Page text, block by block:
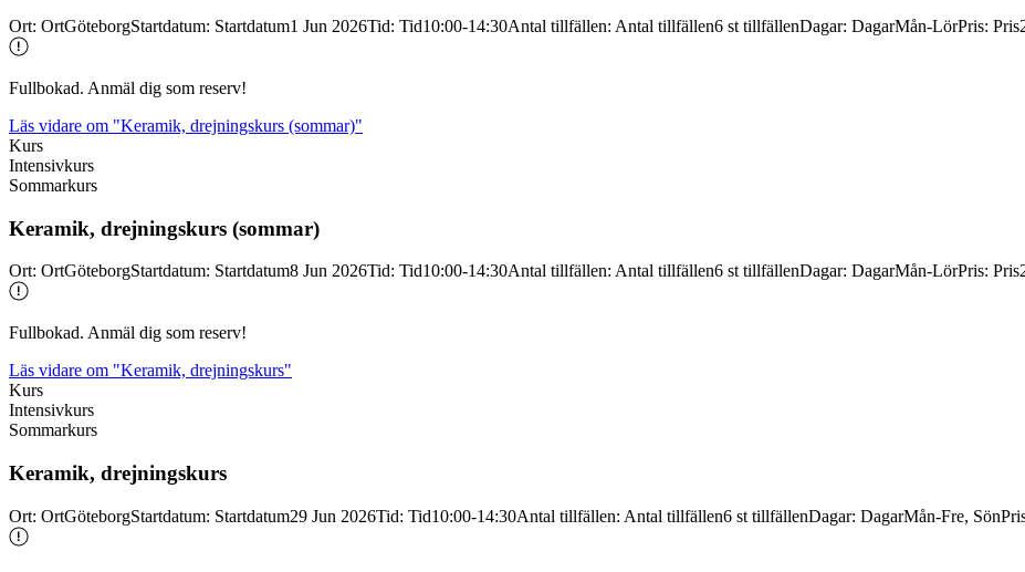
Ort: OrtGöteborgStartdatum: Startdatum1 Jun 2026Tid: Tid10:00-14:30Antal tillfällen: Antal tillfällen6 st tillfällenDagar: DagarMån-LörPris: Pris
Fullbokad. Anmäl dig som reserv!
Läs vidare om "Keramik, drejningskurs (sommar)"
Kurs
Intensivkurs
Sommarkurs
Keramik, drejningskurs (sommar)
Ort: OrtGöteborgStartdatum: Startdatum8 Jun 2026Tid: Tid10:00-14:30Antal tillfällen: Antal tillfällen6 st tillfällenDagar: DagarMån-LörPris: Pris
Fullbokad. Anmäl dig som reserv!
Läs vidare om "Keramik, drejningskurs"
Kurs
Intensivkurs
Sommarkurs
Keramik, drejningskurs
Ort: OrtGöteborgStartdatum: Startdatum29 Jun 2026Tid: Tid10:00-14:30Antal tillfällen: Antal tillfällen6 st tillfällenDagar: DagarMån-Fre, Sön